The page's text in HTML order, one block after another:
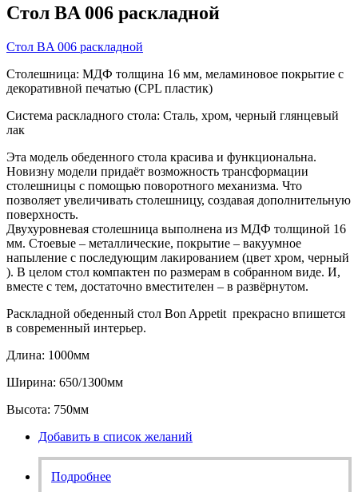
Стол BA 006 раскладной
Стол BA 006 раскладной
Столешница: МДФ толщина 16 мм, меламиновое покрытие с
декоративной печатью (CPL пластик)
Система раскладного стола: Сталь, хром, черный глянцевый
лак
Эта модель обеденного стола красива и функциональна.
Новизну модели придаёт возможность трансформации
столешницы с помощью поворотного механизма. Что
позволяет увеличивать столешницу, создавая дополнительную
поверхность.
Двухуровневая столешница выполнена из МДФ толщиной 16
мм. Стоевые – металлические, покрытие – вакуумное
напыление с последующим лакированием (цвет хром, черный
). В целом стол компактен по размерам в собранном виде. И,
вместе с тем, достаточно вместителен – в развёрнутом.
Раскладной обеденный стол Bon Appetit прекрасно впишется
в современный интерьер.
Длина: 1000мм
Ширина: 650/1300мм
Высота: 750мм
Добавить в список желаний
Подробнее